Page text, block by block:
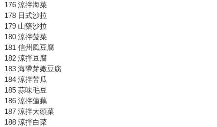
176 涼拌海菜
178 日式沙拉
179 山藥沙拉
180 涼拌菠菜
181 信州風豆腐
182 涼拌豆腐
183 海帶芽嫩豆腐
184 涼拌苦瓜
185 蒜味毛豆
186 涼拌蓮藕
187 涼拌大頭菜
188 涼拌白菜